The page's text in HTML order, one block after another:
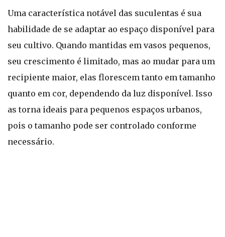
Uma característica notável das suculentas é sua
habilidade de se adaptar ao espaço disponível para
seu cultivo. Quando mantidas em vasos pequenos,
seu crescimento é limitado, mas ao mudar para um
recipiente maior, elas florescem tanto em tamanho
quanto em cor, dependendo da luz disponível. Isso
as torna ideais para pequenos espaços urbanos,
pois o tamanho pode ser controlado conforme
necessário.